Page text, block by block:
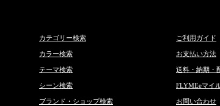
カテゴリー検索
カラー検索
テーマ検索
シーン検索
ブランド・ショップ検索
ご利用ガイド
お支払い方法
送料・納期・
FLYMEeマイ
お問い合わせ